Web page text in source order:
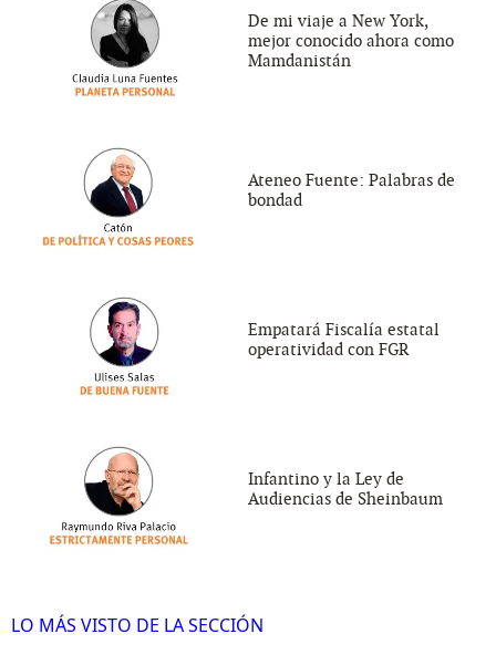
De mi viaje a New York,
mejor conocido ahora como
Mamdanistán
Ateneo Fuente: Palabras de
bondad
Empatará Fiscalía estatal
operatividad con FGR
Infantino y la Ley de
Audiencias de Sheinbaum
LO MÁS VISTO DE LA SECCIÓN